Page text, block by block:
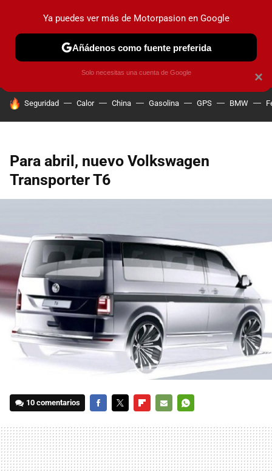
PRUEBAS COCHES ELÉCTRICOS OBSERVATORIO
HOY SE HABLA DE
Seguridad Calor China Gasolina GPS BMW
Para abril, nuevo Volkswagen
Transporter T6
10 comentarios
MAIL
×
Ya puedes ver más de Motorpasion en Google
Añádenos como fuente preferida
Solo necesitas una cuenta de Google